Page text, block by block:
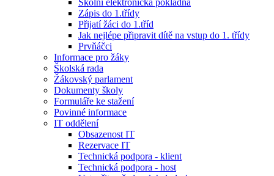
Školní elektronická pokladna
Zápis do 1.třídy
Přijatí žáci do 1.tříd
Jak nejlépe připravit dítě na vstup do 1. třídy
Prvňáčci
Informace pro žáky
Školská rada
Žákovský parlament
Dokumenty školy
Formuláře ke stažení
Povinné informace
IT oddělení
Obsazenost IT
Rezervace IT
Technická podpora - klient
Technická podpora - host